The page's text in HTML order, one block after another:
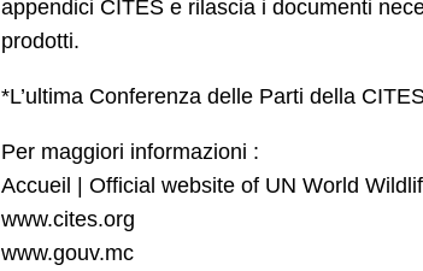
appendici CITES e rilascia i documenti
prodotti.
*L’ultima Conferenza delle Parti della
Per maggiori informazioni :
Accueil | Official website of UN World
www.cites.org
www.gouv.mc